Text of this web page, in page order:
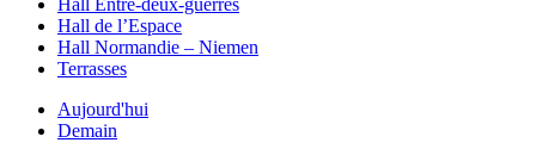
Hall de l’Espace
Hall Normandie – Niemen
Terrasses
Aujourd'hui
Demain